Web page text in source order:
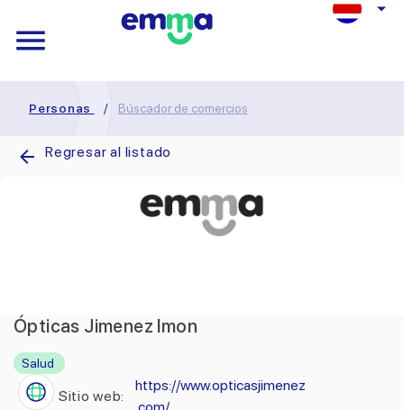
Personas / Búscador de comercios
Regresar al listado
Ópticas Jimenez Imon
Salud
Sitio web:
https://www.opticasjimenez